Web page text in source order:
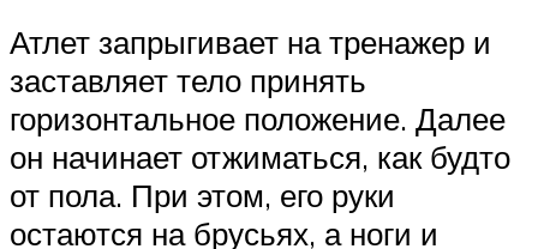
Атлет запрыгивает на тренажер и
заставляет тело принять
горизонтальное положение. Далее
он начинает отжиматься, как будто
от пола. При этом, его руки
остаются на брусьях, а ноги и